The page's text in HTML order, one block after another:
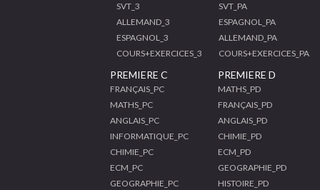
SVT_3
ALLEMAND_3
ESPAGNOL_3
COURS+EXERCICES_3
SVT_PA
ESPAGNOL_PA
ALLEMAND_PA
COURS+EXERCICES_PA
PREMIERE C
FRANÇAIS_PC
MATHS_PC
ANGLAIS_PC
INFORMATIQUE_PC
CHIMIE_PC
ECM_PC
GEOGRAPHIE_PC
PREMIERE D
MATHS_PD
FRANÇAIS_PD
ANGLAIS_PD
CHIMIE_PD
ECM_PD
GEOGRAPHIE_PD
HISTOIRE_PD